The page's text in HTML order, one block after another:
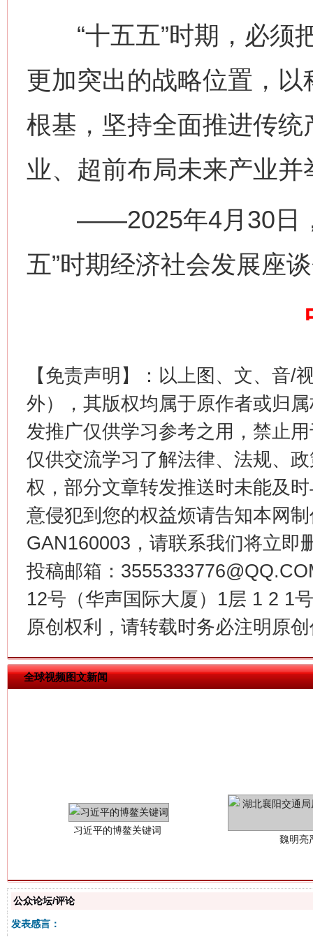
“十五五”时期，必须
更加突出的战略位置，
根基，坚持全面推进传
业、超前布局未来产业
——2025年4月30日，
五”时期经济社会发展座
【免责声明】：以上图、文、音/
外），其版权均属于原作者或归
发推广仅供学习参考之用，禁止
仅供交流学习了解法律、法规、
权，部分文章转发推送时未能及
意侵犯到您的权益烦请告知本网
GAN160003，请联系我们将立即
投稿邮箱：
12号（华声国际大厦）1层 1 2 1
原创权利，请转载时务必注明原
全球视频图文新闻
网上购药对药下症？
这是一记警钟！ 谢
在谋一域中谋全局
今
公众论坛/评论
发表感言：